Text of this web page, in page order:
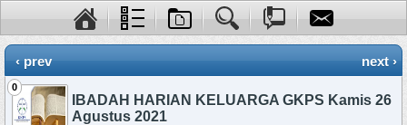
‹ prev next ›
0
IBADAH HARIAN KELUARGA GKPS Kamis 26
Agustus 2021